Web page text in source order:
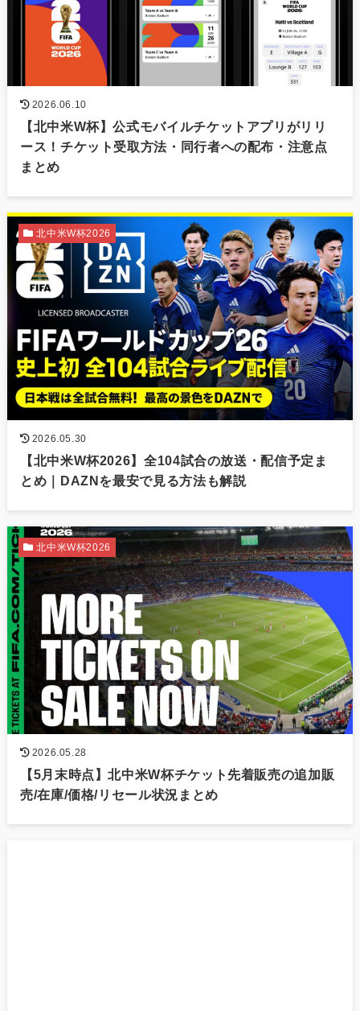
2026.06.10
【北中米W杯】公式モバイルチケットアプリがリリ
ース！チケット受取方法・同行者への配布・注意点
まとめ
2026.05.30
【北中米W杯2026】全104試合の放送・配信予定ま
とめ｜DAZNを最安で見る方法も解説
北中米W杯2026
2026.05.28
【5月末時点】北中米W杯チケット先着販売の追加販
売/在庫/価格/リセール状況まとめ
北中米W杯2026